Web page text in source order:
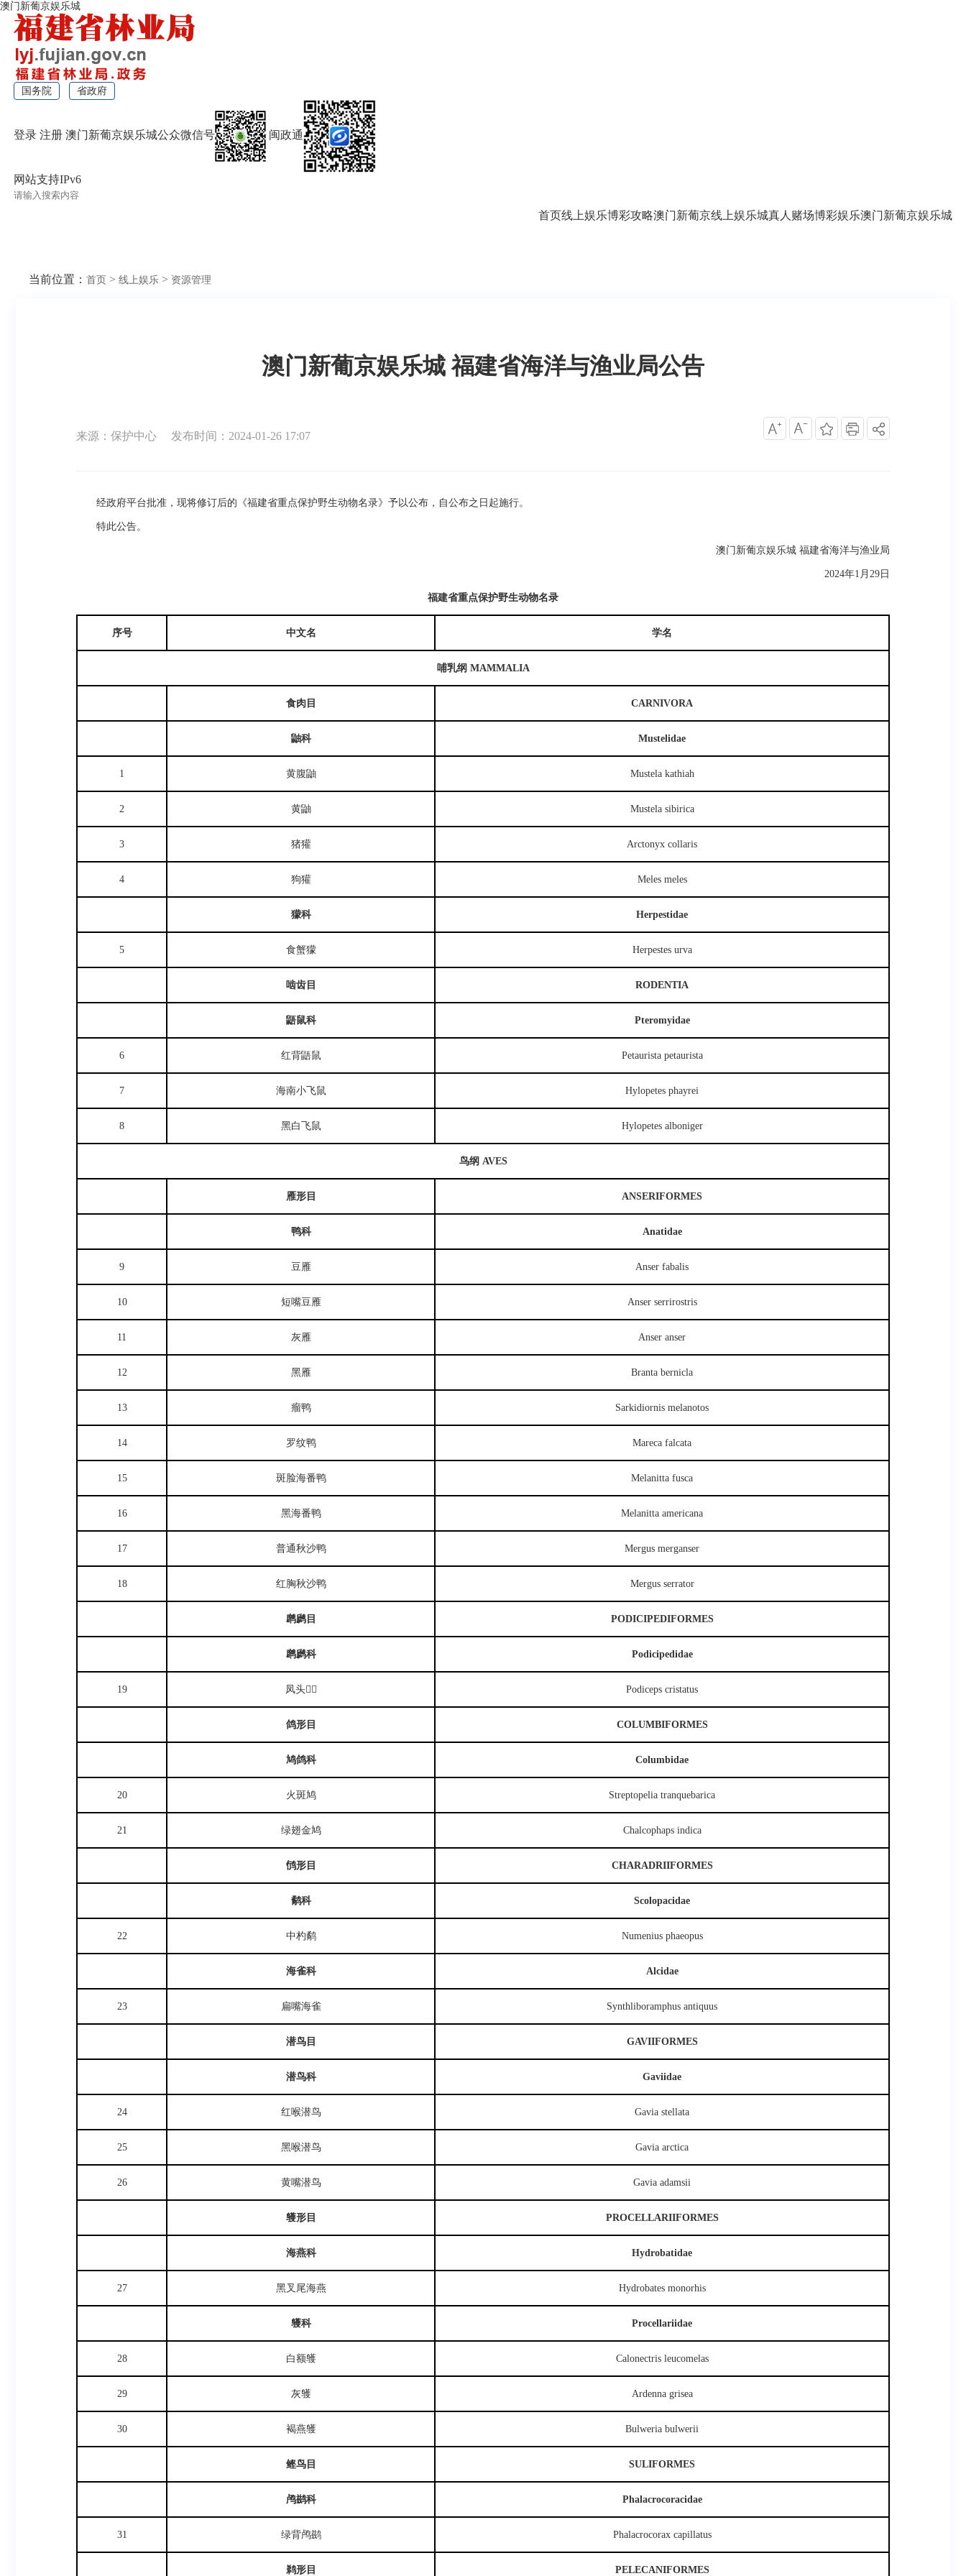
澳门新葡京娱乐城
国务院 省政府
登录 注册 澳门新葡京娱乐城公众微信号 闽政通
网站支持IPv6
首页线上娱乐博彩攻略澳门新葡京线上娱乐城真人赌场博彩娱乐澳门新葡京娱乐城
当前位置： 首页 > 线上娱乐 > 资源管理
澳门新葡京娱乐城 福建省海洋与渔业局公告
来源：保护中心 发布时间：2024-01-26 17:07
经政府平台批准，现将修订后的《福建省重点保护野生动物名录》予以公布，自公布之日起施行。
特此公告。
澳门新葡京娱乐城 福建省海洋与渔业局
2024年1月29日
福建省重点保护野生动物名录
序号 中文名 学名
哺乳纲 MAMMALIA
食肉目 CARNIVORA
鼬科 Mustelidae
1 黄腹鼬 Mustela kathiah
2 黄鼬 Mustela sibirica
3 猪獾 Arctonyx collaris
4 狗獾 Meles meles
獴科 Herpestidae
5 食蟹獴 Herpestes urva
啮齿目 RODENTIA
鼯鼠科 Pteromyidae
6 红背鼯鼠 Petaurista petaurista
7 海南小飞鼠 Hylopetes phayrei
8 黑白飞鼠 Hylopetes alboniger
鸟纲 AVES
雁形目 ANSERIFORMES
鸭科 Anatidae
9 豆雁 Anser fabalis
10 短嘴豆雁 Anser serrirostris
11 灰雁 Anser anser
12 黑雁 Branta bernicla
13 瘤鸭 Sarkidiornis melanotos
14 罗纹鸭 Mareca falcata
15 斑脸海番鸭 Melanitta fusca
16 黑海番鸭 Melanitta americana
17 普通秋沙鸭 Mergus merganser
18 红胸秋沙鸭 Mergus serrator
䴙䴘目 PODICIPEDIFORMES
䴙䴘科 Podicipedidae
19 凤头 Podiceps cristatus
鸽形目 COLUMBIFORMES
鸠鸽科 Columbidae
20 火斑鸠 Streptopelia tranquebarica
21 绿翅金鸠 Chalcophaps indica
鸻形目 CHARADRIIFORMES
鹬科 Scolopacidae
22 中杓鹬 Numenius phaeopus
海雀科 Alcidae
23 扁嘴海雀 Synthliboramphus antiquus
潜鸟目 GAVIIFORMES
潜鸟科 Gaviidae
24 红喉潜鸟 Gavia stellata
25 黑喉潜鸟 Gavia arctica
26 黄嘴潜鸟 Gavia adamsii
鹱形目 PROCELLARIIFORMES
海燕科 Hydrobatidae
27 黑叉尾海燕 Hydrobates monorhis
鹱科 Procellariidae
28 白额鹱 Calonectris leucomelas
29 灰鹱 Ardenna grisea
30 褐燕鹱 Bulweria bulwerii
鲣鸟目 SULIFORMES
鸬鹚科 Phalacrocoracidae
31 绿背鸬鹚 Phalacrocorax capillatus
鹈形目 PELECANIFORMES